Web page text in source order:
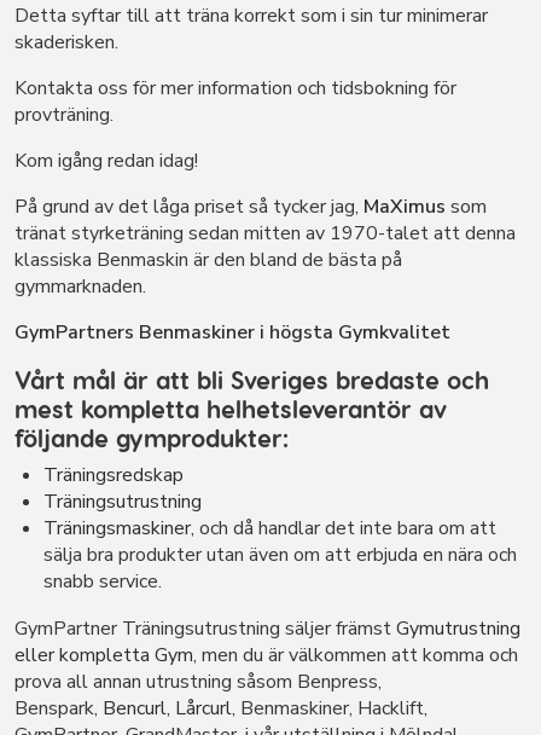
Detta syftar till att träna korrekt som i sin tur minimerar
skaderisken.
Kontakta oss för mer information och tidsbokning för
provträning.
Kom igång redan idag!
På grund av det låga priset så tycker jag, MaXimus som
tränat styrketräning sedan mitten av 1970-talet att denna
klassiska Benmaskin är den bland de bästa på
gymmarknaden.
GymPartners Benmaskiner i högsta Gymkvalitet
Vårt mål är att bli Sveriges bredaste och
mest kompletta helhetsleverantör av
följande gymprodukter:
Träningsredskap
Träningsutrustning
Träningsmaskiner, och då handlar det inte bara om att
sälja bra produkter utan även om att erbjuda en nära och
snabb service.
GymPartner Träningsutrustning säljer främstGymutrustning
eller kompletta Gym, men du är välkommen att komma och
prova all annan utrustning såsom Benpress,
Benspark, Bencurl, Lårcurl, Benmaskiner, Hacklift,